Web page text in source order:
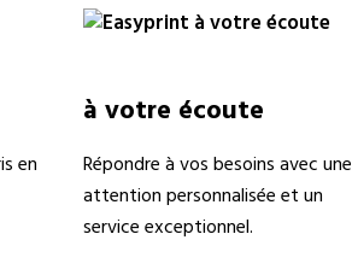
en
à votre écoute
Répondre à vos besoins avec une
attention personnalisée et un
service exceptionnel.